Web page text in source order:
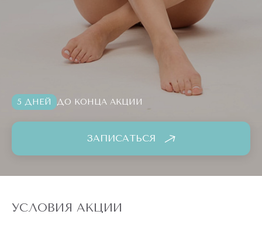
5 ДНЕЙ ДО КОНЦА АКЦИИ
ЗАПИСАТЬСЯ
УСЛОВИЯ АКЦИИ